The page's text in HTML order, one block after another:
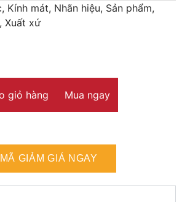
, Kính mát, Nhãn hiệu, Sản phẩm,
, Xuất xứ
giỏ hàng Mua ngay
GIẢM GIÁ NGAY